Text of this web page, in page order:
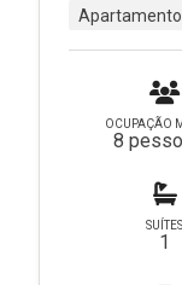
Apartamento
OCUPAÇÃO
8
SUÍTES
1